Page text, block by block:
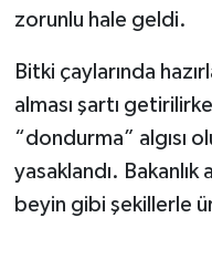
zorunlu hale geldi.
Bitki çaylarında
alması şartı
“dondurma” algısı
yasaklandı. Bakanlık
beyin gibi şekillerle